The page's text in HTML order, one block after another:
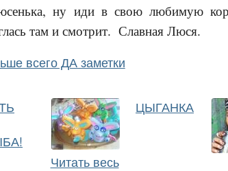
ну иди в свою любимую
там и смотрит. Славная Люся.
всего ДА заметки
Читать весь
ЦЫГАНКА